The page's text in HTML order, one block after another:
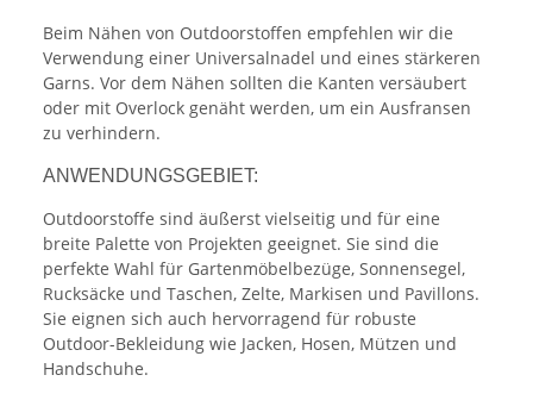
Beim Nähen von Outdoorstoffen empfehlen wir die
Verwendung einer Universalnadel und eines stärkeren
Garns. Vor dem Nähen sollten die Kanten versäubert
oder mit Overlock genäht werden, um ein Ausfransen
zu verhindern.
ANWENDUNGSGEBIET:
Outdoorstoffe sind äußerst vielseitig und für eine
breite Palette von Projekten geeignet. Sie sind die
perfekte Wahl für Gartenmöbelbezüge, Sonnensegel,
Rucksäcke und Taschen, Zelte, Markisen und Pavillons.
Sie eignen sich auch hervorragend für robuste
Outdoor-Bekleidung wie Jacken, Hosen, Mützen und
Handschuhe.